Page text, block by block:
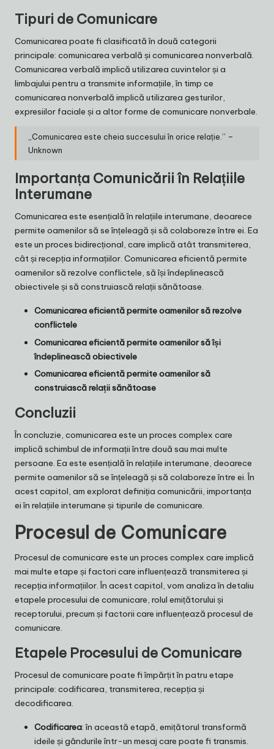
Tipuri de Comunicare
Comunicarea poate fi clasificată în două categorii
principale: comunicarea verbală și comunicarea nonverbală.
Comunicarea verbală implică utilizarea cuvintelor și a
limbajului pentru a transmite informațiile, în timp ce
comunicarea nonverbală implică utilizarea gesturilor,
expresiilor faciale și a altor forme de comunicare nonverbale.
„Comunicarea este cheia succesului în orice relație.” –
Unknown
Importanța Comunicării în Relațiile
Interumane
Comunicarea este esențială în relațiile interumane, deoarece
permite oamenilor să se înțeleagă și să colaboreze între ei. Ea
este un proces bidirecțional, care implică atât transmiterea,
cât și recepția informațiilor. Comunicarea eficientă permite
oamenilor să rezolve conflictele, să își îndeplinească
obiectivele și să construiască relații sănătoase.
Comunicarea eficientă permite oamenilor să rezolve
conflictele
Comunicarea eficientă permite oamenilor să își
îndeplinească obiectivele
Comunicarea eficientă permite oamenilor să
construiască relații sănătoase
Concluzii
În concluzie, comunicarea este un proces complex care
implică schimbul de informații între două sau mai multe
persoane. Ea este esențială în relațiile interumane, deoarece
permite oamenilor să se înțeleagă și să colaboreze între ei. În
acest capitol, am explorat definiția comunicării, importanța
ei în relațiile interumane și tipurile de comunicare.
Procesul de Comunicare
Procesul de comunicare este un proces complex care implică
mai multe etape și factori care influențează transmiterea și
recepția informațiilor. În acest capitol, vom analiza în detaliu
etapele procesului de comunicare, rolul emițătorului și
receptorului, precum și factorii care influențează procesul de
comunicare.
Etapele Procesului de Comunicare
Procesul de comunicare poate fi împărțit în patru etape
principale: codificarea, transmiterea, recepția și
decodificarea.
Codificarea: în această etapă, emițătorul transformă
ideile și gândurile într-un mesaj care poate fi transmis.